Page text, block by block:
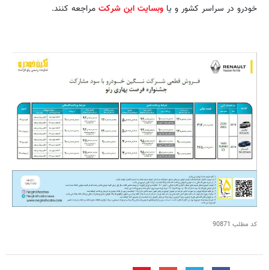
خودرو در سراسر کشور و یا وبسایت این شرکت مراجعه کنند.
کد مطلب 90871